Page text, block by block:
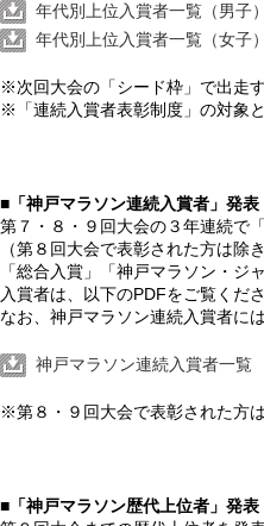
年代別上位入賞者一覧（男子）
年代別上位入賞者一覧（女子）
※次回大会の「シード枠」で出走
※「連続入賞者表彰制度」の対象と
■「神戸マラソン連続入賞者」発表
第７・８・９回大会の３年連続で
（第８回大会で表彰された方は除
「総合入賞」「神戸マラソン・
入賞者は、以下のPDFをご覧くださ
なお、神戸マラソン連続入賞者に
神戸マラソン連続入賞者一覧
※第８・９回大会で表彰された方
■「神戸マラソン歴代上位者」発表